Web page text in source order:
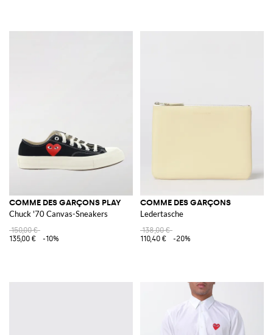
COMME DES GARÇONS PLAY
Chuck '70 Canvas-Sneakers
150,00 €
135,00 €
-10%
COMME DES GARÇONS
Ledertasche
138,00 €
110,40 €
-20%